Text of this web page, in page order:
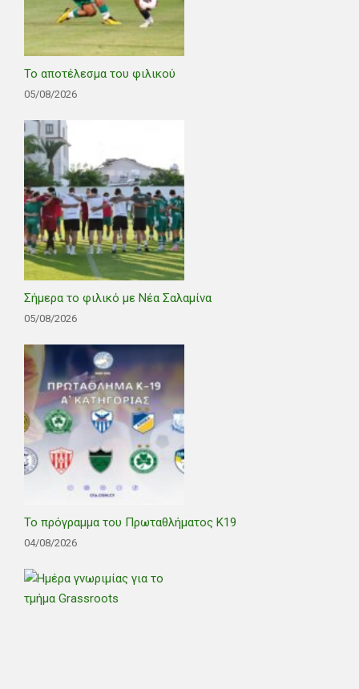
Το αποτέλεσμα του φιλικού
05/08/2026
Σήμερα το φιλικό με Νέα Σαλαμίνα
05/08/2026
Το πρόγραμμα του Πρωταθλήματος Κ19
04/08/2026